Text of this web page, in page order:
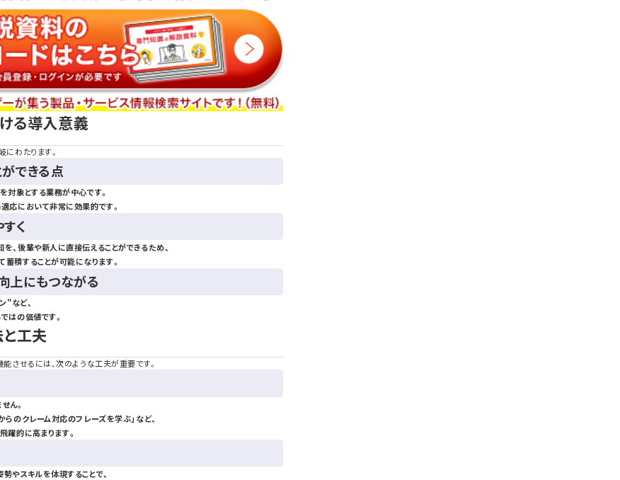
る導入意義
わたります。
できる点
対象とする業務が中心です。
応において非常に効果的です。
く
、後輩や新人に直接伝えることができるため、
積することが可能になります。
上にもつながる
"など、
はの価値です。
工夫
させるには、次のような工夫が重要です。
ん。
らのクレーム対応のフレーズを学ぶ」など、
躍的に高まります。
やスキルを体現することで、